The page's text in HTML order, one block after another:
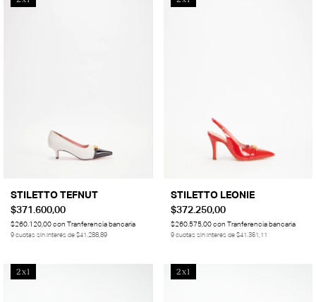
STILETTO TEFNUT
$371.600,00
$260.120,00 con Tranferencia bancaria
9 cuotas sin interés de $41.288,89
STILETTO LEONIE
$372.250,00
$260.575,00 con Tranferencia bancaria
9 cuotas sin interés de $41.361,11
2x1 2x1